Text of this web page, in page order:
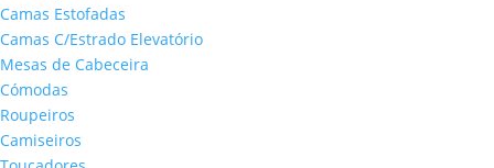
Camas Estofadas
Camas C/Estrado Elevatório
Mesas de Cabeceira
Cómodas
Roupeiros
Camiseiros